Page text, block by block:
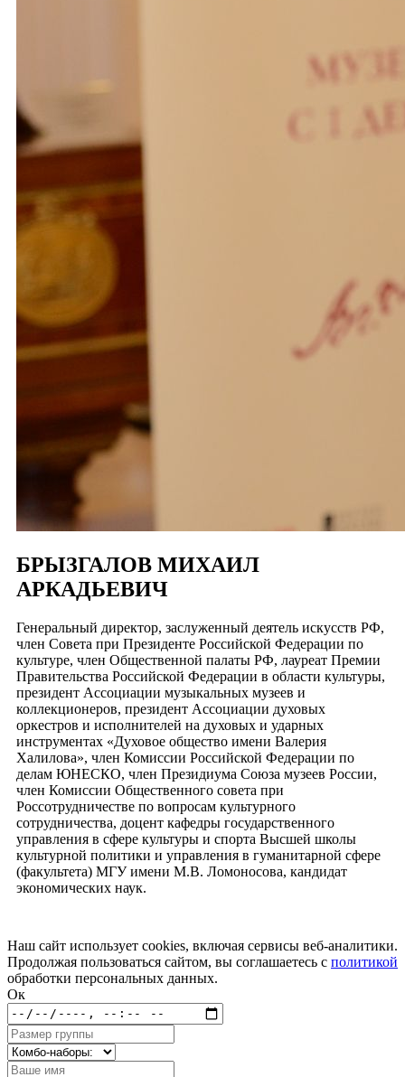
БРЫЗГАЛОВ МИХАИЛ
АРКАДЬЕВИЧ
Генеральный директор, заслуженный деятель искусств РФ,
член Совета при Президенте Российской Федерации по
культуре, член Общественной палаты РФ, лауреат Премии
Правительства Российской Федерации в области культуры,
президент Ассоциации музыкальных музеев и
коллекционеров, президент Ассоциации духовых
оркестров и исполнителей на духовых и ударных
инструментах «Духовое общество имени Валерия
Халилова», член Комиссии Российской Федерации по
делам ЮНЕСКО, член Президиума Союза музеев России,
член Комиссии Общественного совета при
Россотрудничестве по вопросам культурного
сотрудничества, доцент кафедры государственного
управления в сфере культуры и спорта Высшей школы
культурной политики и управления в гуманитарной сфере
(факультета) МГУ имени М.В. Ломоносова, кандидат
экономических наук.
Наш сайт использует cookies, включая сервисы веб-аналитики.
Продолжая пользоваться сайтом, вы соглашаетесь с политикой
обработки персональных данных.
Ок